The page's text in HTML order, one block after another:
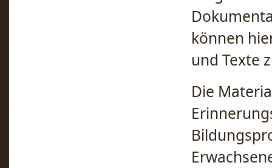
können
und Texte
Die